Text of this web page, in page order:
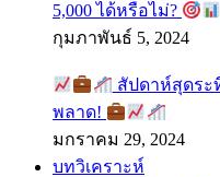
5,000 ได้หรือไม่?
กุมภาพันธ์ 5, 2024
สัปดาห์สุดระ
พลาด!
มกราคม 29, 2024
บทวิเคราะห์